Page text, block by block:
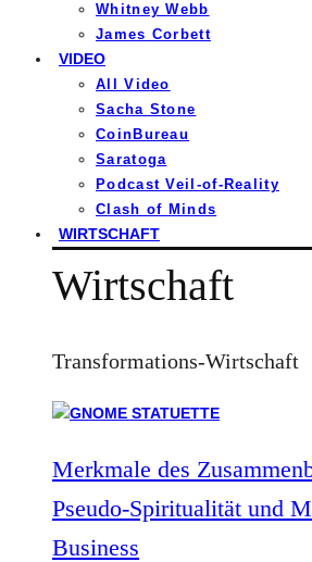
Whitney Webb
James Corbett
VIDEO
All Video
Sacha Stone
CoinBureau
Saratoga
Podcast Veil-of-Reality
Clash of Minds
WIRTSCHAFT
Wirtschaft
Transformations-Wirtschaft
Merkmale des
Pseudo-Spiritualität und
Business